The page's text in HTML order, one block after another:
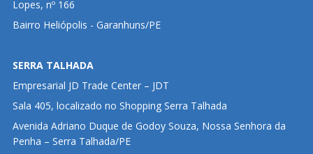
Lopes, nº 166
Bairro Heliópolis - Garanhuns/PE
SERRA TALHADA
Empresarial JD Trade Center – JDT
Sala 405, localizado no Shopping Serra Talhada
Avenida Adriano Duque de Godoy Souza, Nossa Senhora da
Penha – Serra Talhada/PE